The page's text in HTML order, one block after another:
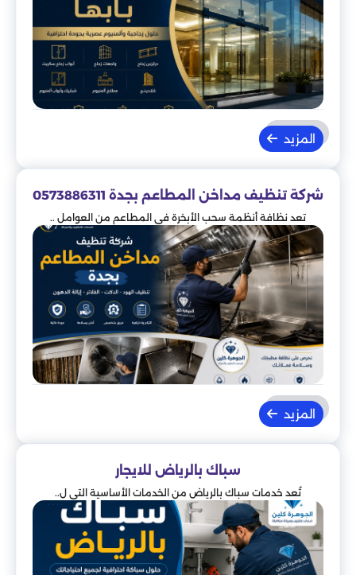
المزيد
شركة تنظيف مداخن المطاعم بجدة 0573886311
تعد نظافة أنظمة سحب الأبخرة في المطاعم من العوامل ..
المزيد
سباك بالرياض للايجار
تُعد خدمات سباك بالرياض من الخدمات الأساسية التي ل..